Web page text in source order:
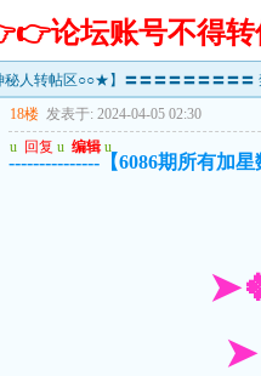
论坛账号不得转
人转帖区○○★】〓〓〓〓〓〓〓〓〓
18楼 发表于: 2024-04-05 02:30
u 回复 u 编辑 u
---------------【6086期所有加